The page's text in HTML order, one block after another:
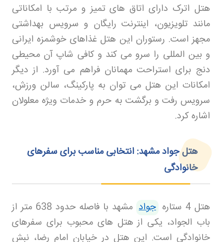
هتل اترک دارای اتاق های تمیز و مرتب با امکاناتی
مانند تلویزیون، اینترنت رایگان و سرویس بهداشتی
مجهز است. رستوران این هتل غذاهای خوشمزه ایرانی
و بین المللی را سرو می کند و کافی شاپ آن محیطی
دنج برای استراحت مهمانان فراهم می آورد. از دیگر
امکانات این هتل می توان به پارکینگ، سالن ورزش،
سرویس رفت و برگشت به حرم و خدمات ویژه معلولان
اشاره کرد.
هتل جواد مشهد: انتخابی مناسب برای سفرهای
خانوادگی
هتل 4 ستاره جواد
مشهد با فاصله حدود 638 متر از
باب الجواد، یکی از هتل های محبوب برای سفرهای
خانوادگی است. این هتل در خیابان امام رضا، نبش